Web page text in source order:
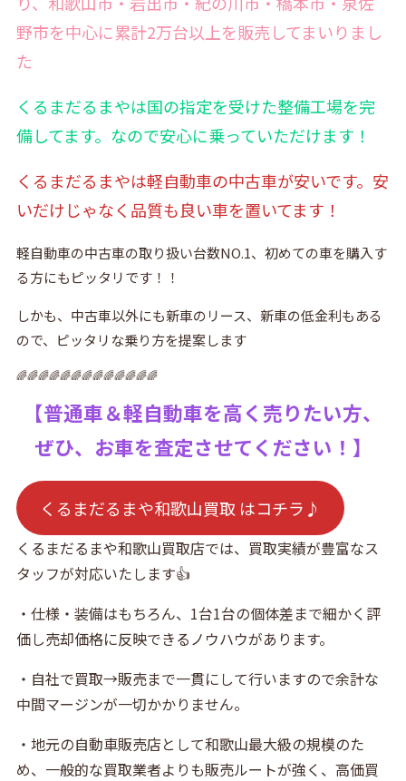
野市を中心に累計2万台以上を販売してまいりまし
た
くるまだるまやは国の指定を受けた整備工場を完
備してます。なので安心に乗っていただけます！
くるまだるまやは軽自動車の中古車が安いです。安
いだけじゃなく品質も良い車を置いてます！
軽自動車の中古車の取り扱い台数NO.1、初めての車を購入す
る方にもピッタリです！！
しかも、中古車以外にも新車のリース、新車の低金利もある
ので、ピッタリな乗り方を提案します
🌈🌈🌈🌈🌈🌈🌈🌈🌈🌈🌈🌈🌈
【普通車＆軽自動車を高く売りたい方、
ぜひ、お車を査定させてください！】
くるまだるまや和歌山買取 はコチラ♪
くるまだるまや和歌山買取店では、買取実績が豊富なス
タッフが対応いたします👍
・仕様・装備はもちろん、1台1台の個体差まで細かく評
価し売却価格に反映できるノウハウがあります。
・自社で買取→販売まで一貫にして行いますので余計な
中間マージンが一切かかりません。
・地元の自動車販売店として和歌山最大級の規模のた
め、一般的な買取業者よりも販売ルートが強く、高価買